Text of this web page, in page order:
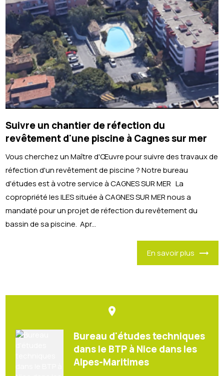
Suivre un chantier de réfection du
revêtement d'une piscine à Cagnes sur mer
Vous cherchez un Maître d'Œuvre pour suivre des travaux de
réfection d'un revêtement de piscine ? Notre bureau
d'études est à votre service à CAGNES SUR MER La
copropriété les ILES située à CAGNES SUR MER nous a
mandaté pour un projet de réfection du revêtement du
bassin de sa piscine. Apr...
En savoir plus
place
Bureau d'études techniques
dans le BTP à Nice dans les
Alpes-Maritimes